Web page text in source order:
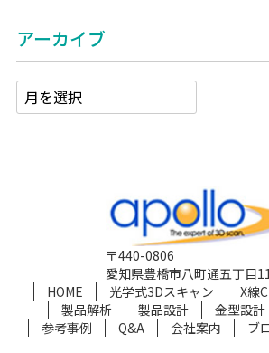
アーカイブ
〒440-0806
愛知県豊橋市八町通五丁目
HOME
光学式3Dスキャン
X線
製品解析
製品設計 金型設計
参考事例
Q&A 会社案内 ブ